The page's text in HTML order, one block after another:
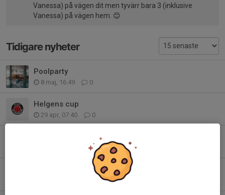
Vanessa) på vägen dit men tyvärr bara 3 (inklusive
Vanessa) på vägen hem. 😊
Tidigare nyheter
Poolparty
8 maj, 16:49 0
Helgens cup
29 apr, 07:40 0
0
Skellefteå Floorball Cup